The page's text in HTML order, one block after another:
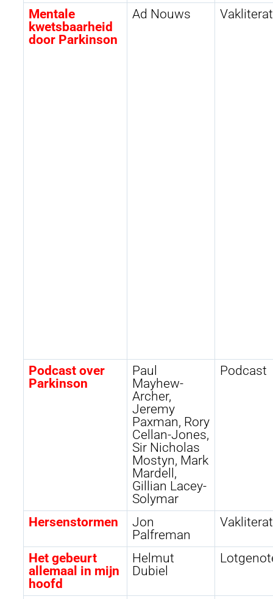
Mentale
kwetsbaarheid
door Parkinson
Ad Nouws
Podcast over
Parkinson
Paul
Mayhew-
Archer,
Jeremy
Paxman, Rory
Cellan-Jones,
Sir Nicholas
Mostyn, Mark
Mardell,
Gillian Lacey-
Solymar
Podcast
Hersenstormen
Jon
Palfreman
Het gebeurt
allemaal in mijn
hoofd
Helmut
Dubiel